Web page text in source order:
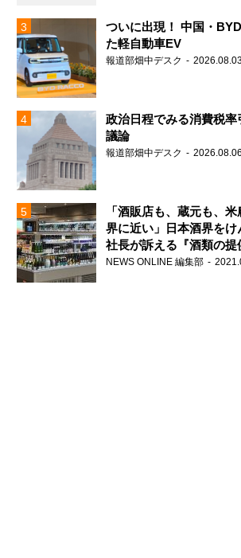
ついに出現！ 中国・
た軽自動車EV
報道部畑中デスク
政治日程でみる消費税率
議論
報道部畑中デスク 2026.08.06
「酒販店も、蔵元も、
界に近い」日本酒界をけ
社長が訴える『酒類の提
策の大打撃
NEWS ONLINE 編集部